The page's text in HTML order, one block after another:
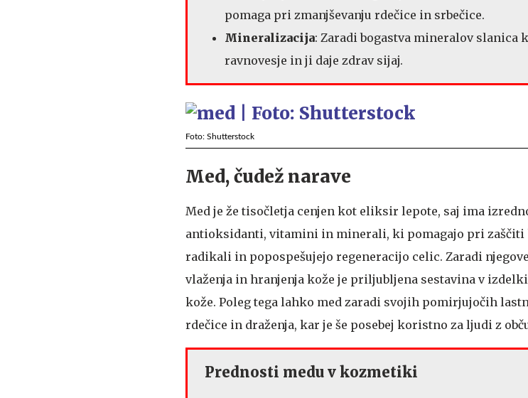
pomaga pri zmanjševanju rdečice in srbečice.
Mineralizacija: Zaradi bogastva mineralov slanica
ravnovesje in ji daje zdrav sijaj.
Foto: Shutterstock
Med, čudež narave
Med je že tisočletja cenjen kot eliksir lepote, saj ima
antioksidanti, vitamini in minerali, ki pomagajo pri
radikali in popospešujejo regeneracijo celic. Zaradi
vlaženja in hranjenja kože je priljubljena sestavina v
kože. Poleg tega lahko med zaradi svojih pomirjujočih
rdečice in draženja, kar je še posebej koristno za ljudi z
Prednosti medu v kozmetiki